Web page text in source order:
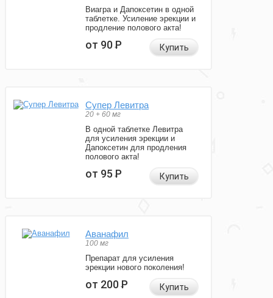
Виагра и Дапоксетин в одной
таблетке. Усиление эрекции и
продление полового акта!
от 90Р Купить
Супер Левитра
20 + 60 мг
В одной таблетке Левитра
для усиления эрекции и
Дапоксетин для продления
полового акта!
от 95Р Купить
Аванафил
100 мг
Препарат для усиления
эрекции нового поколения!
от 200Р Купить